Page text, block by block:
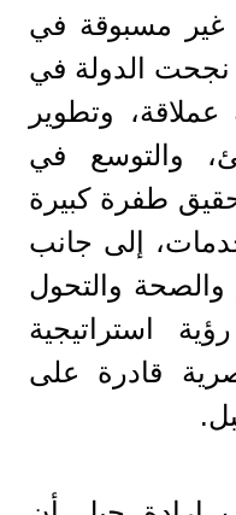
غير مسبوقة في
الدولة في
وتطوير
والتوسع في
طفرة كبيرة
إلى جانب
والصحة والتحول
استراتيجية
قادرة على